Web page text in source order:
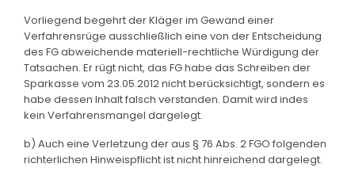
Vorliegend begehrt der Kläger im Gewand einer
Verfahrensrüge ausschließlich eine von der Entscheidung
des FG abweichende materiell-rechtliche Würdigung der
Tatsachen. Er rügt nicht, das FG habe das Schreiben der
Sparkasse vom 23.05.2012 nicht berücksichtigt, sondern es
habe dessen Inhalt falsch verstanden. Damit wird indes
kein Verfahrensmangel dargelegt.
b) Auch eine Verletzung der aus § 76 Abs. 2 FGO folgenden
richterlichen Hinweispflicht ist nicht hinreichend dargelegt.